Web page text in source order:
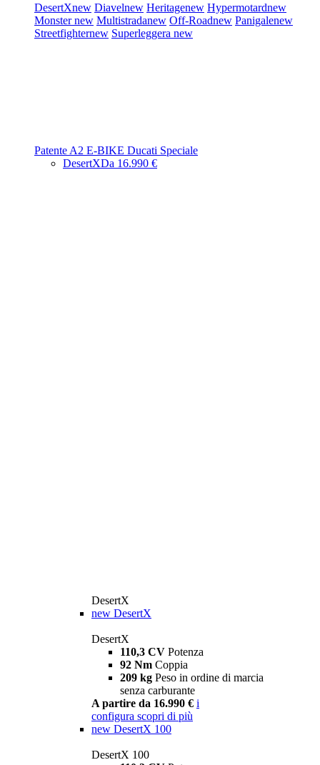
DesertXnew Diavelnew Heritagenew Hypermotardnew
Monsternew Multistradanew Off-Roadnew Panigalenew
Streetfighternew Superleggera new
Patente A2 E-BIKE Ducati Speciale
DesertXDa 16.990 €
DesertX
new DesertX
DesertX
110,3 CV Potenza
92 Nm Coppia
209 kg Peso in ordine di marcia
senza carburante
A partire da 16.990 € i
configura scopri di più
new DesertX 100
DesertX 100